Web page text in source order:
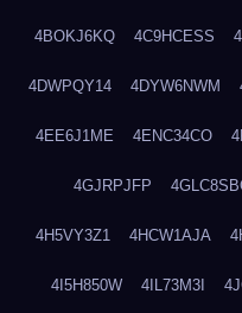
4BOKJ6KQ 4C9HCESS
4DWPQY14 4DYW6NWM
4EE6J1ME 4ENC34CO
4GJRPJFP
4H5VY3Z1 4HCW1AJA
4I5H850W 4IL73M3I